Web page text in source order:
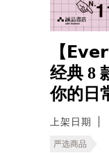
【
经典 8
你的日
上架日期
严选商品